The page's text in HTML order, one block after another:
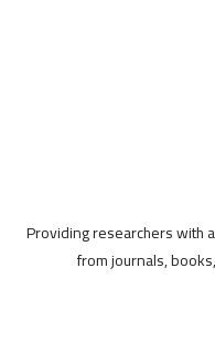
Providing researchers with
from journals,